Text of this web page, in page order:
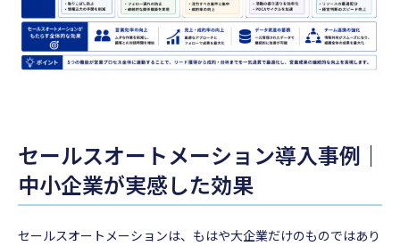
セールスオートメーション導入事例｜
中小企業が実感した効果
セールスオートメーションは、もはや大企業だけのものではあり